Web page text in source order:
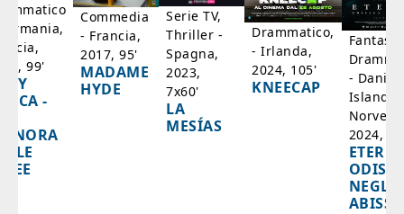
99'
-
Commedia
- Francia,
2017, 95'
MADAME
HYDE
Serie TV,
Thriller -
Spagna,
2023,
7x60'
LA
MESÍAS
Drammatico,
- Irlanda,
2024, 105'
KNEECAP
-
Islanda,
2024,
NEGLI
ABISSI